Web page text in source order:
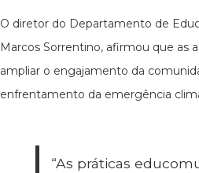
O diretor do Departamento de
Marcos Sorrentino, afirmou que as
ampliar o engajamento da
enfrentamento da emergência
“As práticas